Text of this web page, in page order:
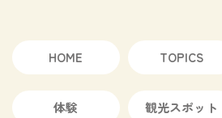
HOME TOPICS
体験 観光スポット